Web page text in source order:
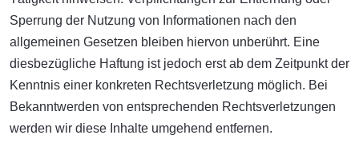
Sperrung der Nutzung von Informationen nach den
allgemeinen Gesetzen bleiben hiervon unberührt. Eine
diesbezügliche Haftung ist jedoch erst ab dem Zeitpunkt der
Kenntnis einer konkreten Rechtsverletzung möglich. Bei
Bekanntwerden von entsprechenden Rechtsverletzungen
werden wir diese Inhalte umgehend entfernen.